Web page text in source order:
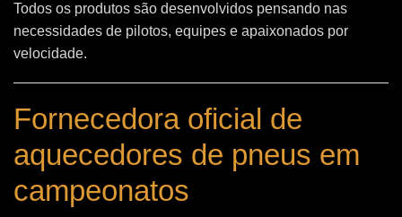
Todos os produtos são desenvolvidos pensando nas
necessidades de pilotos, equipes e apaixonados por
velocidade.
Fornecedora oficial de
aquecedores de pneus em
campeonatos